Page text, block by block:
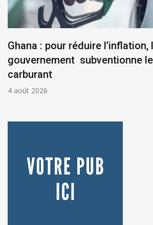
Ghana : pour réduire l’inflation,
gouvernement subventionne
carburant
4 août 2026